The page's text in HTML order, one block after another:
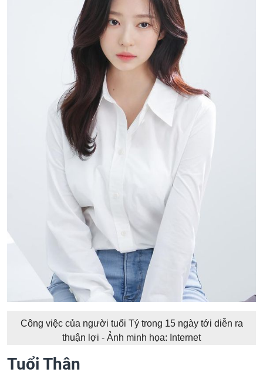
Công việc của người tuổi Tý trong 15 ngày tới diễn ra
thuận lợi - Ảnh minh họa: Internet
Tuổi Thân